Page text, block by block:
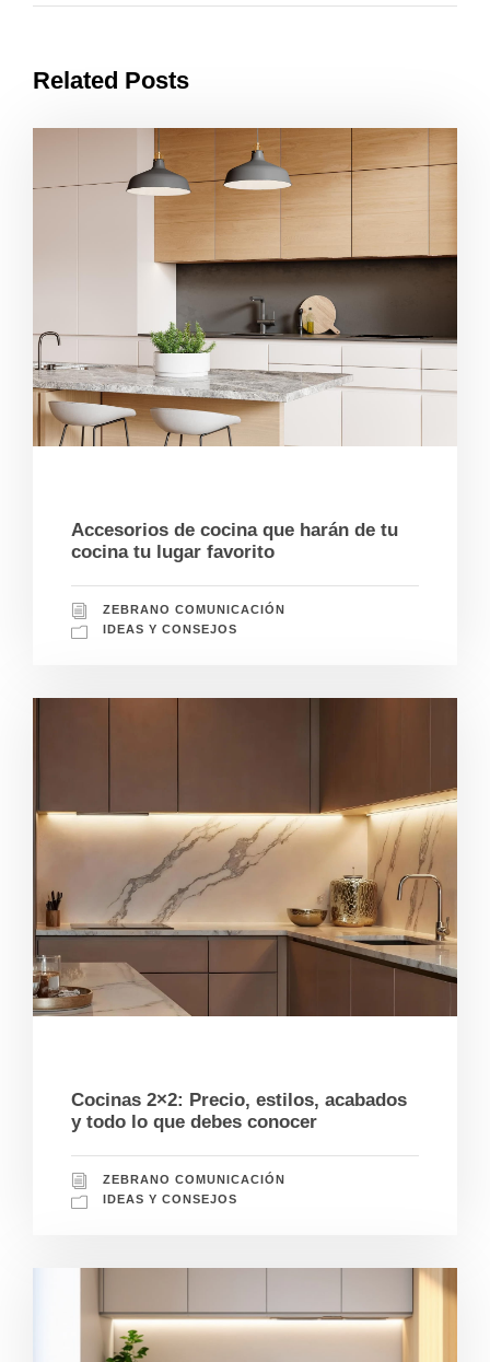
Related Posts
Accesorios de cocina que harán de tu
cocina tu lugar favorito
ZEBRANO COMUNICACIÓN
IDEAS Y CONSEJOS
Cocinas 2×2: Precio, estilos, acabados
y todo lo que debes conocer
ZEBRANO COMUNICACIÓN
IDEAS Y CONSEJOS